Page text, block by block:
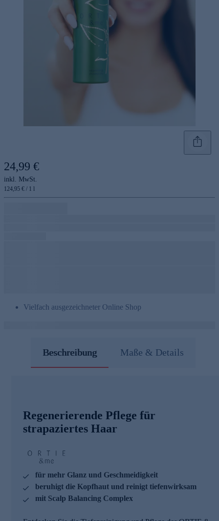
24,99 €
inkl. MwSt.
124,95 € / 1 l
Vielfach ausgezeichneter Online Shop
Beschreibung Maße & Details
Regenerierende Pflege für
strapaziertes Haar
für mehr Glanz und Geschmeidigkeit
beruhigt die Kopfhaut und reinigt tiefenwirksam
mit Scalp Balancing Complex